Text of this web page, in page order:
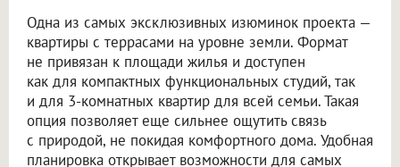
Одна из самых эксклюзивных изюминок проекта —
квартиры с террасами на уровне земли. Формат
не привязан к площади жилья и доступен
как для компактных функциональных студий, так
и для 3-комнатных квартир для всей семьи. Такая
опция позволяет еще сильнее ощутить связь
с природой, не покидая комфортного дома. Удобная
планировка открывает возможности для самых